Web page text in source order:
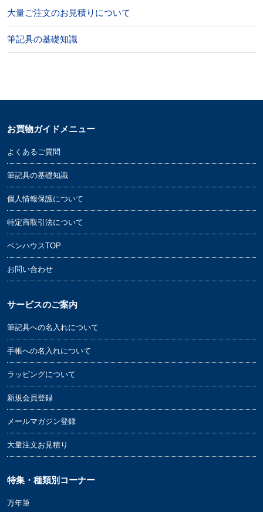
大量ご注文のお見積りについて
筆記具の基礎知識
お買物ガイドメニュー
よくあるご質問
筆記具の基礎知識
個人情報保護について
特定商取引法について
ペンハウスTOP
お問い合わせ
サービスのご案内
筆記具への名入れについて
手帳への名入れについて
ラッピングについて
新規会員登録
メールマガジン登録
大量注文お見積り
特集・種類別コーナー
万年筆